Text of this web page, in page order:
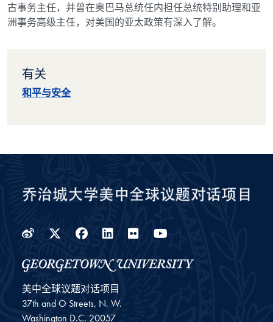
古事务主任，并曾在奥巴马总统任内担任总统特别助理和亚
洲事务高级主任，对美国的亚太政策有深入了解。
有关
和平与安全
WeiboTwitter
Facebook
LinkedIn
Flickr
美中全球议题对话项目
37th and O Streets, N. W.
Washington D.C. 20057